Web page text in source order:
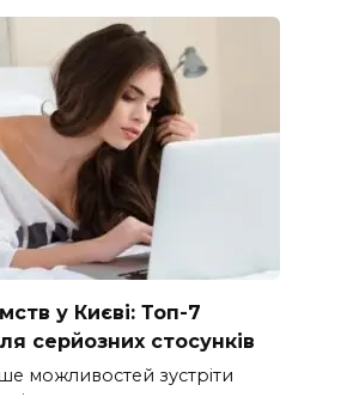
у Києві: Топ-7
серйозних стосунків
можливостей зустріти